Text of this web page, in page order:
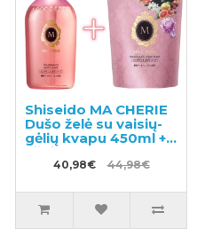
Shiseido MA CHERIE
Dušo želė su vaisių-
gėlių kvapu 450ml +
užpildas 350ml
40,98€ 44,98€